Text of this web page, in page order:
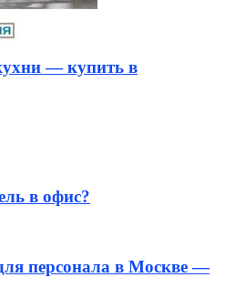
— купить в
в офис?
персонала в Москве —